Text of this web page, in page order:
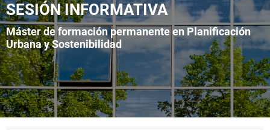
SESIÓN INFORMATIVA
Máster de formación permanente en Planificación
Urbana y Sostenibilidad